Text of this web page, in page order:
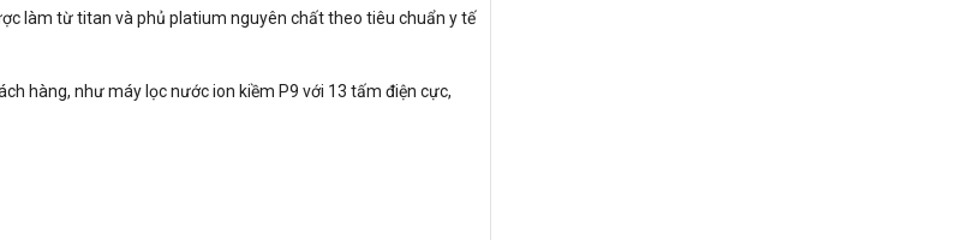
làm từ titan và phủ platium nguyên chất theo tiêu chuẩn y tế
hàng, như máy lọc nước ion kiềm P9 với 13 tấm điện cực,